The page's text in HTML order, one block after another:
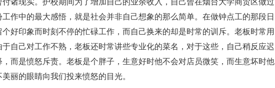
诸现实。护校期间为了增加自己的业余收入，自己曾在烟台大学商贸区做过
作中的最大感悟，就是社会并非自己想象的那么简单。在做钟点工的那段日
好印象而时刻不停的忙碌工作，而自己换来的却是时常的训斥。老板时常用
自己对工作不熟，老板还时常讲些专业化的菜名，对于这些，自己稍反应迟
而是愤怒斥责。老板是个胖子，生意好时他不会对店员微笑，而生意坏时他
丽的眼睛向我们投来愤怒的目光。